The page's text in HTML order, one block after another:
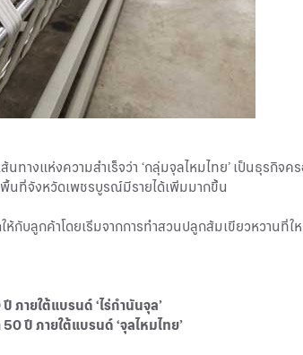
ส้นทางแห่งความสำเร็จว่า ‘กลุ่มจุลไหมไทย’ เป็นธุร
พื้นที่จังหวัดเพชรบูรณ์มีรายได้เพิ่มมากขึ้น
กับลูกค้าโดยเริ่มจากการทำสวนปลูกส้มเขียวหวาน
ภายใต้แบรนด์ ‘ไร่กำนันจุล’
ปี ภายใต้แบรนด์ ‘จุลไหมไทย’